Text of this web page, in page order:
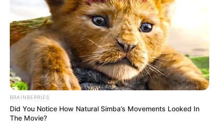
BRAINBERRIES
Did You Notice How Natural Simba’s Movements Looked In
The Movie?